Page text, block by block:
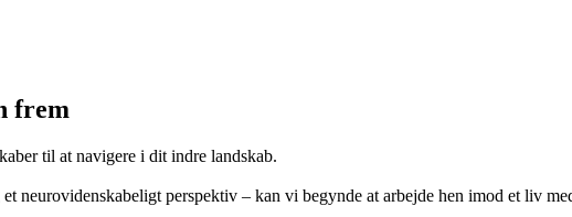
frem
til at navigere i dit indre landskab.
neurovidenskabeligt perspektiv – kan vi begynde at arbejde hen imod et liv